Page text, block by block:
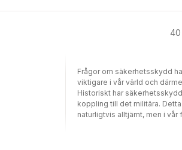
40
Frågor om säkerhetsskydd
viktigare i vår värld och
Historiskt har
koppling till det militära.
naturligtvis alltjämt, men i vår